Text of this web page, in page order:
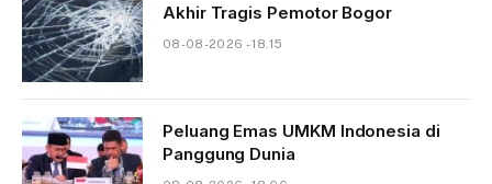
Akhir Tragis Pemotor Bogor
08-08-2026 - 18.15
Peluang Emas UMKM Indonesia di
Panggung Dunia